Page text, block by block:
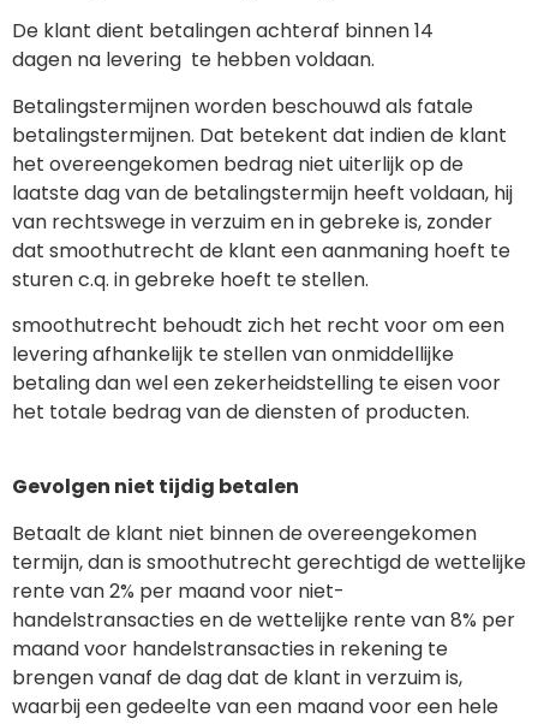
De klant dient betalingen achteraf binnen 14
dagen na levering te hebben voldaan.
Betalingstermijnen worden beschouwd als fatale
betalingstermijnen. Dat betekent dat indien de klant
het overeengekomen bedrag niet uiterlijk op de
laatste dag van de betalingstermijn heeft voldaan, hij
van rechtswege in verzuim en in gebreke is, zonder
dat smoothutrecht de klant een aanmaning hoeft te
sturen c.q. in gebreke hoeft te stellen.
smoothutrecht behoudt zich het recht voor om een
levering afhankelijk te stellen van onmiddellijke
betaling dan wel een zekerheidstelling te eisen voor
het totale bedrag van de diensten of producten.
Gevolgen niet tijdig betalen
Betaalt de klant niet binnen de overeengekomen
termijn, dan is smoothutrecht gerechtigd de wettelijke
rente van 2% per maand voor niet-
handelstransacties en de wettelijke rente van 8% per
maand voor handelstransacties in rekening te
brengen vanaf de dag dat de klant in verzuim is,
waarbij een gedeelte van een maand voor een hele